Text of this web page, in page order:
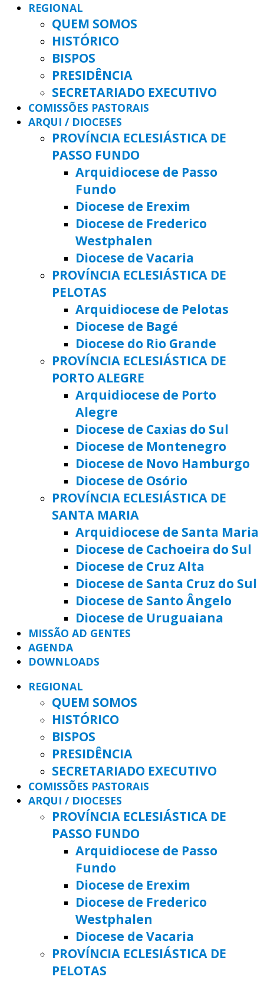
REGIONAL
QUEM SOMOS
HISTÓRICO
BISPOS
PRESIDÊNCIA
SECRETARIADO EXECUTIVO
COMISSÕES PASTORAIS
ARQUI / DIOCESES
PROVÍNCIA ECLESIÁSTICA DE
PASSO FUNDO
Arquidiocese de Passo
Fundo
Diocese de Erexim
Diocese de Frederico
Westphalen
Diocese de Vacaria
PROVÍNCIA ECLESIÁSTICA DE
PELOTAS
Arquidiocese de Pelotas
Diocese de Bagé
Diocese do Rio Grande
PROVÍNCIA ECLESIÁSTICA DE
PORTO ALEGRE
Arquidiocese de Porto
Alegre
Diocese de Caxias do Sul
Diocese de Montenegro
Diocese de Novo Hamburgo
Diocese de Osório
PROVÍNCIA ECLESIÁSTICA DE
SANTA MARIA
Arquidiocese de Santa Maria
Diocese de Cachoeira do Sul
Diocese de Cruz Alta
Diocese de Santa Cruz do Sul
Diocese de Santo Ângelo
Diocese de Uruguaiana
MISSÃO AD GENTES
AGENDA
DOWNLOADS
REGIONAL
QUEM SOMOS
HISTÓRICO
BISPOS
PRESIDÊNCIA
SECRETARIADO EXECUTIVO
COMISSÕES PASTORAIS
ARQUI / DIOCESES
PROVÍNCIA ECLESIÁSTICA DE
PASSO FUNDO
Arquidiocese de Passo
Fundo
Diocese de Erexim
Diocese de Frederico
Westphalen
Diocese de Vacaria
PROVÍNCIA ECLESIÁSTICA DE
PELOTAS